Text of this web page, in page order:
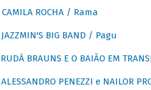
CAMILA ROCHA / Rama
JAZZMIN'S BIG BAND / Pagu
RUDÁ BRAUNS E O BAIÃO EM
ALESSANDRO PENEZZI e NAILOR